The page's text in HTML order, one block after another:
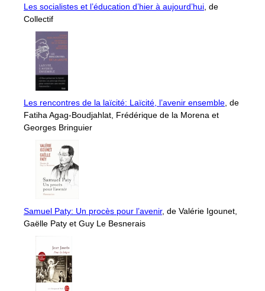
Les socialistes et l’éducation d’hier à aujourd’hui , de
Collectif
Les rencontres de la laïcité: Laïcité, l’avenir ensemble , de
Fatiha Agag-Boudjahlat, Frédérique de la Morena et
Georges Bringuier
Samuel Paty: Un procès pour l’avenir, de Valérie Igounet,
Gaëlle Paty et Guy Le Besnerais